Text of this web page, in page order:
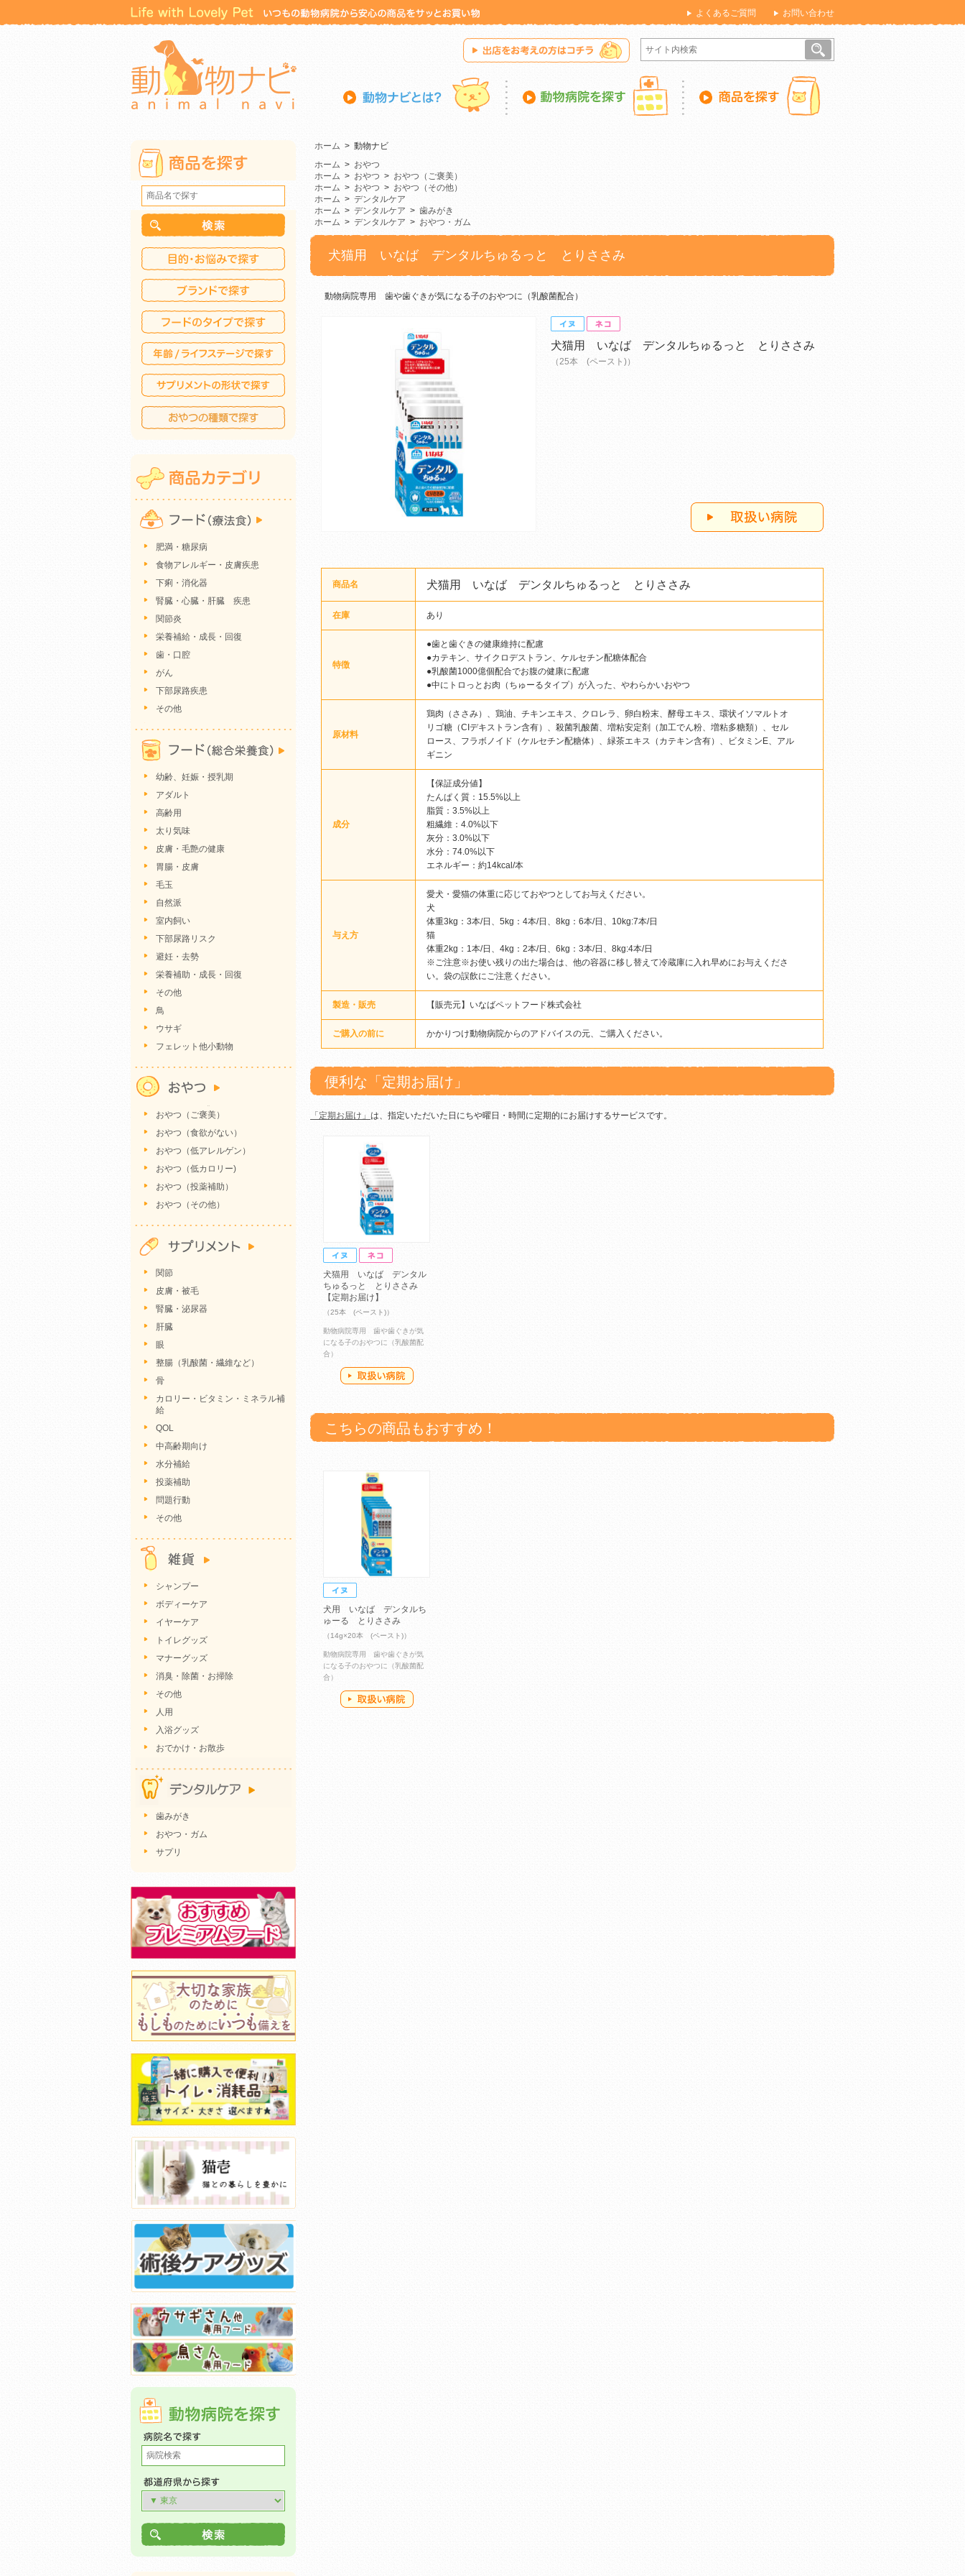
よくあるご質問 お問い合わせ
ホーム > 動物ナビ
ホーム > おやつ
ホーム > おやつ > おやつ（ご褒美）
ホーム > おやつ > おやつ（その他）
ホーム > デンタルケア
ホーム > デンタルケア > 歯みがき
ホーム > デンタルケア > おやつ・ガム
犬猫用 いなば デンタルちゅるっと とりささみ
動物病院専用 歯や歯ぐきが気になる子のおやつに（乳酸菌配合）
犬猫用 いなば デンタルちゅるっと とりささみ
（25本 (ペースト)）
商品名 犬猫用 いなば デンタルちゅるっと とりささみ
在庫 あり
特徴
●歯と歯ぐきの健康維持に配慮
●カテキン、サイクロデストラン、ケルセチン配糖体配合
●乳酸菌1000億個配合でお腹の健康に配慮
●中にトロっとお肉（ちゅーるタイプ）が入った、やわらかいおやつ
原材料
鶏肉（ささみ）、鶏油、チキンエキス、クロレラ、卵白粉末、酵母エキス、環状イソマルトオ
リゴ糖（CIデキストラン含有）、殺菌乳酸菌、増粘安定剤（加工でん粉、増粘多糖類）、セル
ロース、フラボノイド（ケルセチン配糖体）、緑茶エキス（カテキン含有）、ビタミンE、アル
ギニン
成分
【保証成分値】
たんぱく質：15.5%以上
脂質：3.5%以上
粗繊維：4.0%以下
灰分：3.0%以下
水分：74.0%以下
エネルギー：約14kcal/本
与え方
愛犬・愛猫の体重に応じておやつとしてお与えください。
犬
体重3kg：3本/日、5kg：4本/日、8kg：6本/日、10kg:7本/日
猫
体重2kg：1本/日、4kg：2本/日、6kg：3本/日、8kg:4本/日
※ご注意※お使い残りの出た場合は、他の容器に移し替えて冷蔵庫に入れ早めにお与えくださ
い。袋の誤飲にご注意ください。
製造・販売 【販売元】いなばペットフード株式会社
ご購入の前に かかりつけ動物病院からのアドバイスの元、ご購入ください。
便利な「定期お届け」
「定期お届け」 は、指定いただいた日にちや曜日・時間に定期的にお届けするサービスです。
犬猫用 いなば デンタル
ちゅるっと とりささみ
【定期お届け】
（25本 (ペースト)）
動物病院専用 歯や歯ぐきが気
になる子のおやつに（乳酸菌配
合）
こちらの商品もおすすめ！
犬用 いなば デンタルち
ゅーる とりささみ
（14g×20本 (ペースト)）
動物病院専用 歯や歯ぐきが気
になる子のおやつに（乳酸菌配
合）
肥満・糖尿病
食物アレルギー・皮膚疾患
下痢・消化器
腎臓・心臓・肝臓 疾患
関節炎
栄養補給・成長・回復
歯・口腔
がん
下部尿路疾患
その他
幼齢、妊娠・授乳期
アダルト
高齢用
太り気味
皮膚・毛艶の健康
胃腸・皮膚
毛玉
自然派
室内飼い
下部尿路リスク
避妊・去勢
栄養補助・成長・回復
その他
鳥
ウサギ
フェレット他小動物
おやつ（ご褒美）
おやつ（食欲がない）
おやつ（低アレルゲン）
おやつ（低カロリー)
おやつ（投薬補助）
おやつ（その他）
関節
皮膚・被毛
腎臓・泌尿器
肝臓
眼
整腸（乳酸菌・繊維など）
骨
カロリー・ビタミン・ミネラル補
給
QOL
中高齢期向け
水分補給
投薬補助
問題行動
その他
シャンプー
ボディーケア
イヤーケア
トイレグッズ
マナーグッズ
消臭・除菌・お掃除
その他
人用
入浴グッズ
おでかけ・お散歩
歯みがき
おやつ・ガム
サプリ